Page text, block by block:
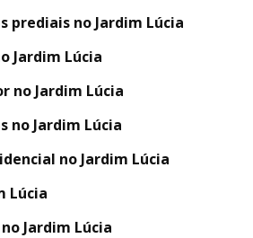
prediais no Jardim Lúcia
Jardim Lúcia
no Jardim Lúcia
no Jardim Lúcia
no Jardim Lúcia
Lúcia
Jardim Lúcia